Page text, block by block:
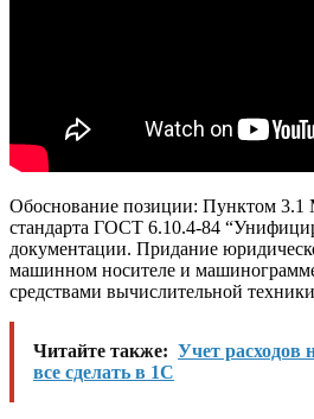
Обоснование позиции: Пунктом 3.1
стандарта ГОСТ 6.10.4-84
документации. Придание
машинном носителе и
средствами вычислительной
Читайте также: Учет расходов
все сделать в 1С